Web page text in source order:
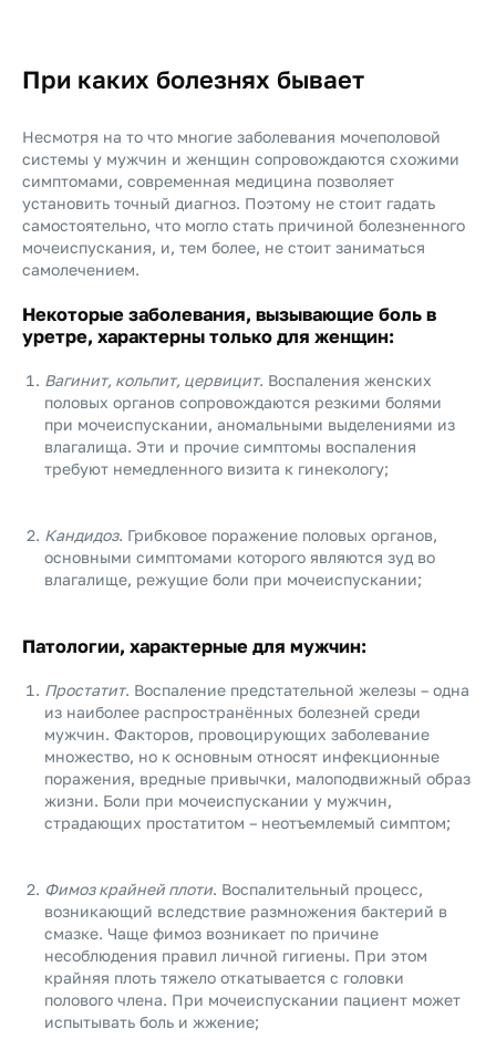
При каких болезнях бывает
Несмотря на то что многие заболевания мочеполовой
системы у мужчин и женщин сопровождаются схожими
симптомами, современная медицина позволяет
установить точный диагноз. Поэтому не стоит гадать
самостоятельно, что могло стать причиной болезненного
мочеиспускания, и, тем более, не стоит заниматься
самолечением.
Некоторые заболевания, вызывающие боль в
уретре, характерны только для женщин:
Вагинит, кольпит, цервицит. Воспаления женских
половых органов сопровождаются резкими болями
при мочеиспускании, аномальными выделениями из
влагалища. Эти и прочие симптомы воспаления
требуют немедленного визита к гинекологу;
Кандидоз. Грибковое поражение половых органов,
основными симптомами которого являются зуд во
влагалище, режущие боли при мочеиспускании;
Патологии, характерные для мужчин:
Простатит. Воспаление предстательной железы – одна
из наиболее распространённых болезней среди
мужчин. Факторов, провоцирующих заболевание
множество, но к основным относят инфекционные
поражения, вредные привычки, малоподвижный образ
жизни. Боли при мочеиспускании у мужчин,
страдающих простатитом – неотъемлемый симптом;
Фимоз крайней плоти. Воспалительный процесс,
возникающий вследствие размножения бактерий в
смазке. Чаще фимоз возникает по причине
несоблюдения правил личной гигиены. При этом
крайняя плоть тяжело откатывается с головки
полового члена. При мочеиспускании пациент может
испытывать боль и жжение;